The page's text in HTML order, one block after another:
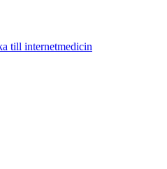
till internetmedicin